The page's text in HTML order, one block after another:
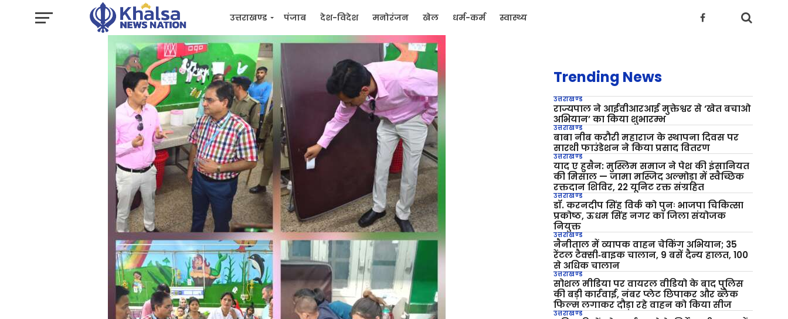
उत्तराखण्ड पंजाब देश-विदेश मनोरंजन खेल धर्म-कर्म स्वास्थ्य
प्रशासनिक
Trending News
उत्तराखण्ड
राज्यपाल ने आईवीआरआई मुक्तेश्वर से ‘खेत बचाओ
अभियान’ का किया शुभारम्भ
उत्तराखण्ड
बाबा नीब करौरी महाराज के स्थापना दिवस पर
सारथी फाउंडेशन ने किया प्रसाद वितरण
उत्तराखण्ड
याद ए हुसैन: मुस्लिम समाज ने पेश की इंसानियत
की मिसाल — जामा मस्जिद अल्मोड़ा में स्वैच्छिक
रक्तदान शिविर, 22 यूनिट रक्त संग्रहित
उत्तराखण्ड
डॉ. करनदीप सिंह विर्क को पुनः भाजपा चिकित्सा
प्रकोष्ठ, ऊधम सिंह नगर का जिला संयोजक
नियुक्त
उत्तराखण्ड
नैनीताल में व्यापक वाहन चेकिंग अभियान; 35
रेंटल टैक्सी‑बाइक चालान, 9 बसें दैन्य हालत, 100
से अधिक चालान
उत्तराखण्ड
सोशल मीडिया पर वायरल वीडियो के बाद पुलिस
की बड़ी कार्रवाई, नंबर प्लेट छिपाकर और ब्लैक
फिल्म लगाकर दौड़ा रहे वाहन को किया सीज
उत्तराखण्ड